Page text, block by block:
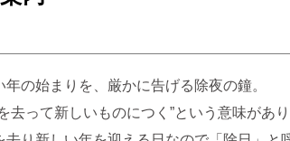
の始まりを、厳かに告げる除夜の鐘。
去って新しいものにつく”という意味があり